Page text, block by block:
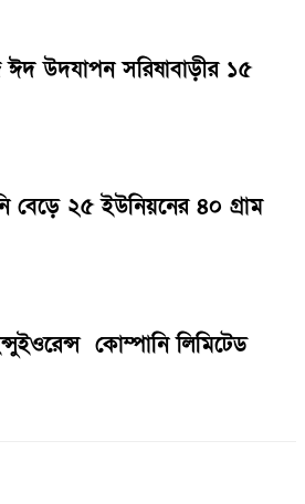
উদযাপন সরিষাবাড়ীর ১৫
বেড়ে ২৫ ইউনিয়নের ৪০ গ্রাম
কোম্পানি লিমিটেড